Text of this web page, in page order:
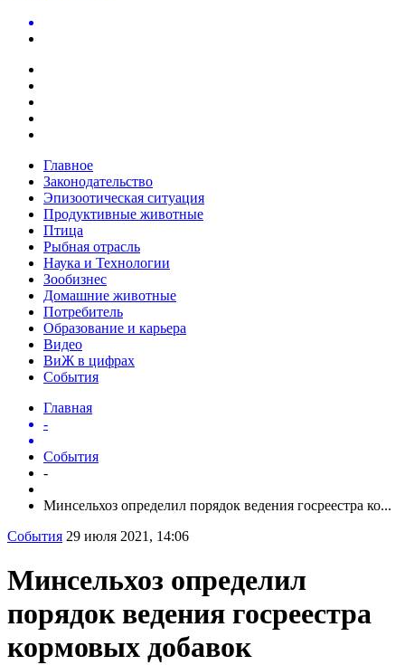
Главное
Законодательство
Эпизоотическая ситуация
Продуктивные животные
Птица
Рыбная отрасль
Наука и Технологии
Зообизнес
Домашние животные
Потребитель
Образование и карьера
Видео
ВиЖ в цифрах
События
Главная
-
События
-
Минсельхоз определил порядок ведения госреестра ко...
События 29 июля 2021, 14:06
Минсельхоз определил
порядок ведения госреестра
кормовых добавок